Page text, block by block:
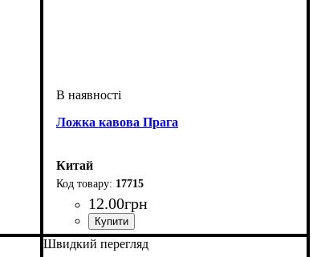
Ложка кавова Прага
Китай
17715
12.00грн
Швидкий перегляд